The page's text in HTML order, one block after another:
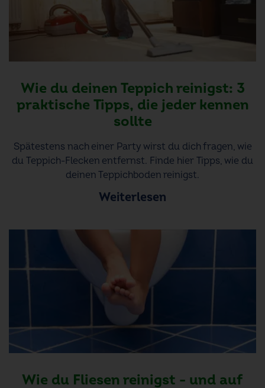
Wie du deinen Teppich reinigst: 3
praktische Tipps, die jeder kennen
sollte
Spätestens nach einer Party wirst du dich fragen, wie
du Teppich-Flecken entfernst. Finde hier Tipps, wie du
deinen Teppichboden reinigst.
Weiterlesen
Wie du Fliesen reinigst - und auf